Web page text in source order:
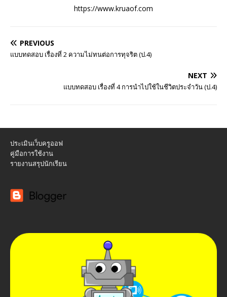
https://www.kruaof.com
PREVIOUS
แบบทดสอบ เรื่องที่ 2 ความไม่ทนต่อการทุจริต (ป.4)
NEXT
แบบทดสอบ เรื่องที่ 4 การนำไปใช้ในชีวิตประจำวัน (ป.4)
ประเมินเว็บครูออฟ
คู่มือการใช้งาน
รายงานสรุปนักเรียน